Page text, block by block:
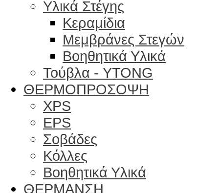
Υλικά Στέγης
Κεραμίδια
Μεμβράνες Στεγών
Βοηθητικά Υλικά
Τούβλα - YTONG
ΘΕΡΜΟΠΡΟΣΟΨΗ
XPS
EPS
Σοβάδες
Κόλλες
Βοηθητικά Υλικά
ΘΕΡΜΑΝΣΗ